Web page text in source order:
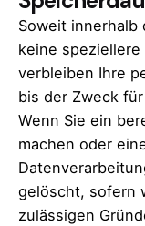
Soweit innerhalb
keine
verbleiben Ihre
bis der Zweck
Wenn Sie ein
machen oder
gelöscht, sofern
zulässigen